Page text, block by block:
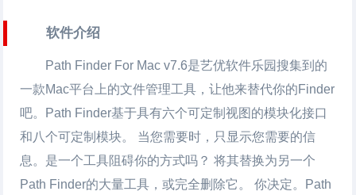
软件介绍
Path Finder For Mac v7.6是艺优软件乐园搜集到的
一款Mac平台上的文件管理工具，让他来替代你的Finder
吧。Path Finder基于具有六个可定制视图的模块化接口
和八个可定制模块。 当您需要时，只显示您需要的信
息。是一个工具阻碍你的方式吗？ 将其替换为另一个
Path Finder的大量工具，或完全删除它。 你决定。Path